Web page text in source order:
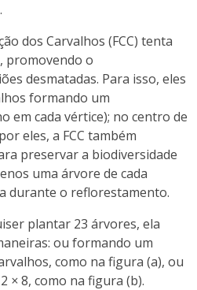
dos Carvalhos (FCC) tenta
promovendo o
desmatadas. Para isso, eles
formando um
em cada vértice); no centro de
eles, a FCC também
preservar a biodiversidade
uma árvore de cada
durante o reflorestamento.
plantar 23 árvores, ela
ou formando um
como na figura (a), ou
×8, como na figura (b).